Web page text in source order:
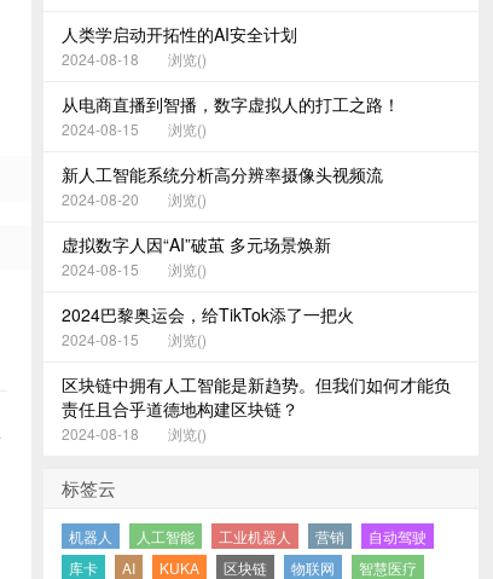
人类学启动开拓性的AI安全计划
2024-08-18 浏览()
从电商直播到智播，数字虚拟人的打工之路！
2024-08-15 浏览()
新人工智能系统分析高分辨率摄像头视频流
2024-08-20 浏览()
虚拟数字人因“AI”破茧 多元场景焕新
2024-08-15 浏览()
2024巴黎奥运会，给TikTok添了一把火
2024-08-15 浏览()
区块链中拥有人工智能是新趋势。但我们如何才能负
责任且合乎道德地构建区块链？
2024-08-18 浏览()
标签云
机器人 人工智能 工业机器人 营销
自动驾驶
库卡
AI KUKA 区块链 物联网
智慧医疗